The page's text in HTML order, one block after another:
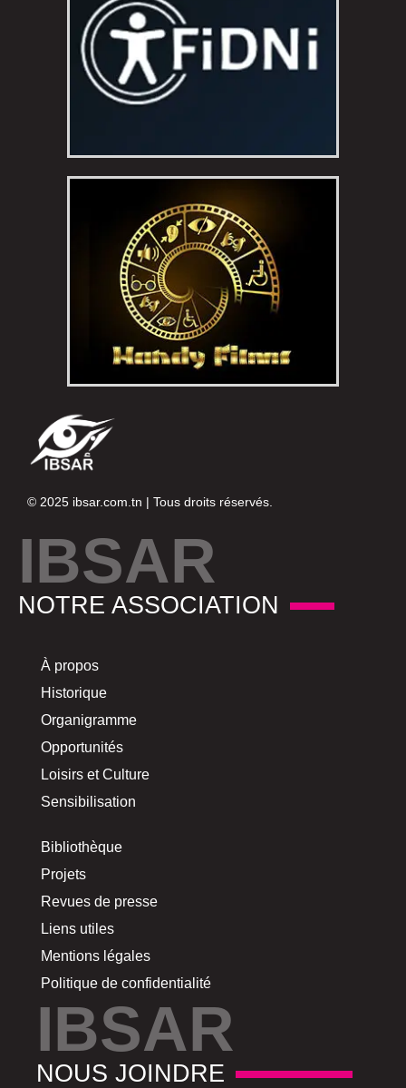
© 2025 ibsar.com.tn | Tous droits réservés.
IBSAR
NOTRE ASSOCIATION
À propos
Historique
Organigramme
Opportunités
Loisirs et Culture
Sensibilisation
Bibliothèque
Projets
Revues de presse
Liens utiles
Mentions légales
Politique de confidentialité
IBSAR
NOUS JOINDRE